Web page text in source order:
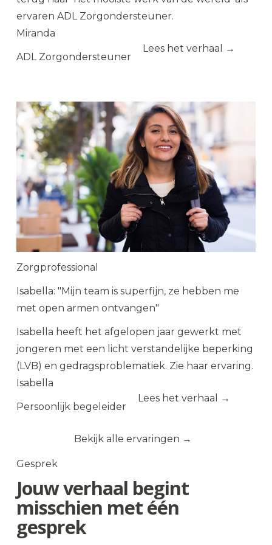
ervaren ADL Zorgondersteuner.
Miranda
ADL Zorgondersteuner
Lees het verhaal →
Zorgprofessional
Isabella: "Mijn team is superfijn, ze hebben me
met open armen ontvangen"
Isabella heeft het afgelopen jaar gewerkt met
jongeren met een licht verstandelijke beperking
(LVB) en gedragsproblematiek. Zie haar ervaring.
Isabella
Persoonlijk begeleider
Lees het verhaal →
Bekijk alle ervaringen
Gesprek
Jouw verhaal begint
misschien met één
gesprek